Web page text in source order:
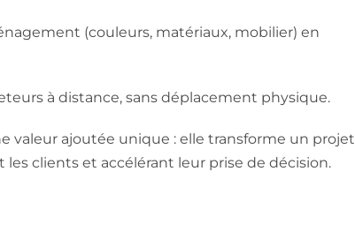
(couleurs, matériaux, mobilier) en
à distance, sans déplacement physique.
valeur ajoutée unique : elle transforme un projet
clients et accélérant leur prise de décision.